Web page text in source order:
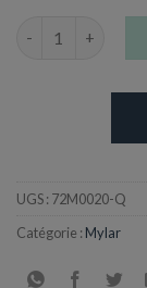
UGS : 72M0020-Q
Catégorie : Mylar